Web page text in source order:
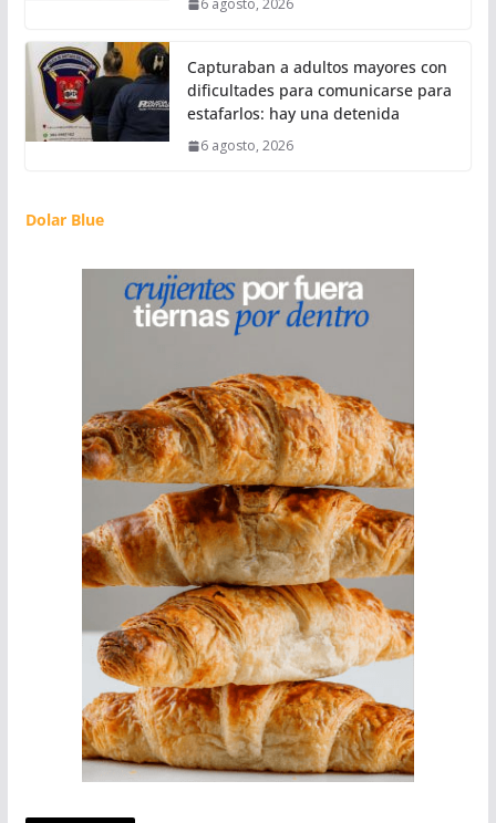
6 agosto, 2026
Capturaban a adultos mayores con
dificultades para comunicarse para
estafarlos: hay una detenida
6 agosto, 2026
Dolar Blue